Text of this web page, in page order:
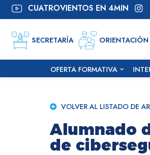
CUATROVIENTOS EN 4MIN
SECRETARÍA ORIENTACIÓN
OFERTA FORMATIVA
VOLVER AL LISTADO DE
Alumnado
de